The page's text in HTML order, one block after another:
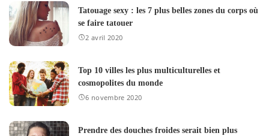
Tatouage sexy : les 7 plus belles zones du corps où
se faire tatouer
2 avril 2020
Top 10 villes les plus multiculturelles et
cosmopolites du monde
6 novembre 2020
Prendre des douches froides serait bien plus